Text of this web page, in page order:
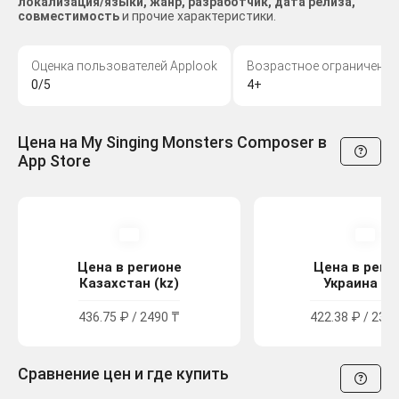
совместимостьи прочие характеристики.
Оценка пользователей Applook
0/5
Возрастное ограничение
4+
Цена на My Singing Monsters Composer в
App Store
Цена в регионе
Казахстан (kz)
436.75 ₽ / 2490 ₸
Цена в
Украина
422.38 ₽ /
Сравнение цен и где купить